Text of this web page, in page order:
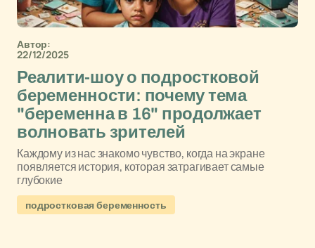
Автор:
22/12/2025
Реалити-шоу о подростковой
беременности: почему тема
"беременна в 16" продолжает
волновать зрителей
Каждому из нас знакомо чувство, когда на экране
появляется история, которая затрагивает самые
глубокие
подростковая беременность